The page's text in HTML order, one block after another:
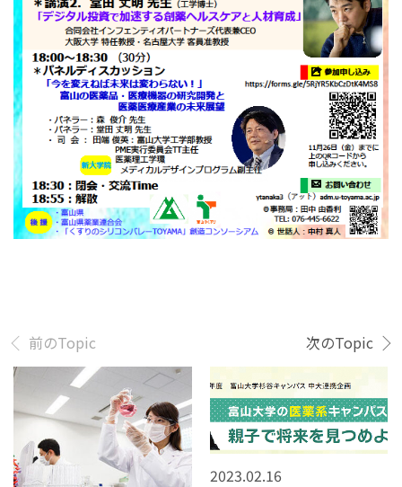
2023.02.16
前のTopic 次のTopic